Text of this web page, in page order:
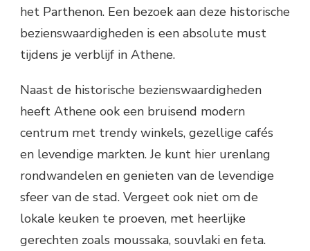
het Parthenon. Een bezoek aan deze historische
bezienswaardigheden is een absolute must
tijdens je verblijf in Athene.
Naast de historische bezienswaardigheden
heeft Athene ook een bruisend modern
centrum met trendy winkels, gezellige cafés
en levendige markten. Je kunt hier urenlang
rondwandelen en genieten van de levendige
sfeer van de stad. Vergeet ook niet om de
lokale keuken te proeven, met heerlijke
gerechten zoals moussaka, souvlaki en feta.